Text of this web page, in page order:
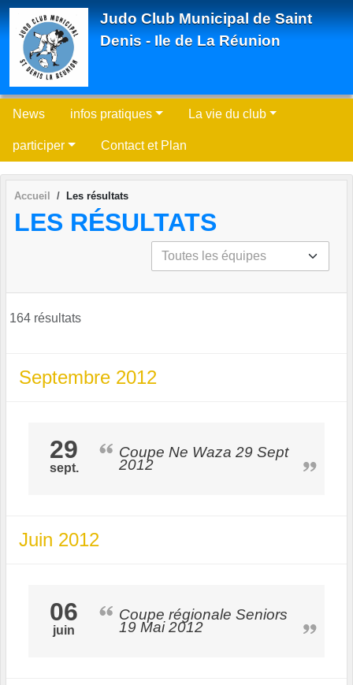
Judo Club Municipal de Saint
Denis - Ile de La Réunion
News infos pratiques La vie du club
participer Contact et Plan
Accueil Les résultats
LES RÉSULTATS
164 résultats
Septembre 2012
29
sept.
Coupe Ne Waza 29 Sept
2012
Juin 2012
06
juin
Coupe régionale Seniors
19 Mai 2012
Panneau de gestion des cookies